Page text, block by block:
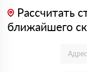
Рассчитать
ближайшего